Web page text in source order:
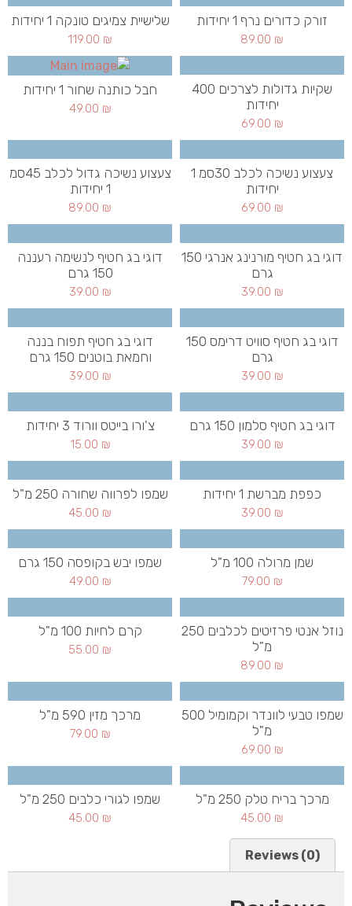
זורק כדורים נרף 1 יחידות
89.00 ₪
שלישיית צמיגים טונקה 1 יחידות
119.00 ₪
שקיות גדולות לצרכים 400
יחידות
69.00 ₪
חבל כותנה שחור 1 יחידות
49.00 ₪
צעצוע נשיכה לכלב 30סמ 1
יחידות
69.00 ₪
צעצוע נשיכה גדול לכלב 45סמ
1 יחידות
89.00 ₪
דוגי בג חטיף מורנינג אנרגי 150
גרם
39.00 ₪
דוגי בג חטיף לנשימה רעננה
150 גרם
39.00 ₪
דוגי בג חטיף סוויט דרימס 150
גרם
39.00 ₪
דוגי בג חטיף תפוח בננה
וחמאת בוטנים 150 גרם
39.00 ₪
דוגי בג חטיף סלמון 150 גרם
39.00 ₪
צ'ורו בייטס וורוד 3 יחידות
15.00 ₪
כפפת מברשת 1 יחידות
39.00 ₪
שמפו לפרווה שחורה 250 מ"ל
45.00 ₪
שמן מרולה 100 מ"ל
79.00 ₪
שמפו יבש בקופסה 150 גרם
49.00 ₪
נוזל אנטי פרזיטים לכלבים 250
מ"ל
89.00 ₪
קרם לחיות 100 מ"ל
55.00 ₪
שמפו טבעי לוונדר וקמומיל 500
מ"ל
69.00 ₪
מרכך מזין 590 מ"ל
79.00 ₪
מרכך בריח טלק 250 מ"ל
45.00 ₪
שמפו לגורי כלבים 250 מ"ל
45.00 ₪
Reviews (0)